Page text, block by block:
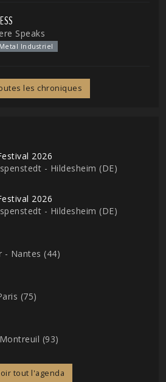
Speaks
Industriel
les chroniques
2026
- Hildesheim (DE)
2026
- Hildesheim (DE)
- Nantes (44)
(75)
(93)
tout l'agenda